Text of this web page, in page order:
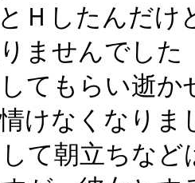
Ｈしたんだけ
ませんでした
てもらい逝か
けなくなりま
て朝立ちな